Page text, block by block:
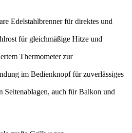
Edelstahlbrenner für direktes und
für gleichmäßige Hitze und
Thermometer zur
im Bedienknopf für zuverlässiges
Seitenablagen, auch für Balkon und